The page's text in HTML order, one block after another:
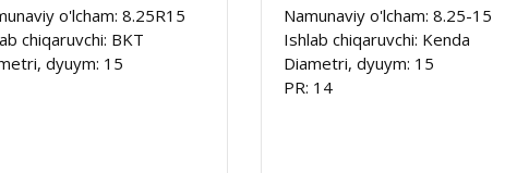
o'lcham: 8.25R15
chiqaruvchi: BKT
dyuym: 15
Namunaviy o'lcham: 8.25-15
Ishlab chiqaruvchi: Kenda
Diametri, dyuym: 15
PR: 14